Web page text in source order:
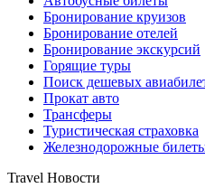
Бронирование круизов
Бронирование отелей
Бронирование экскурсий
Горящие туры
Поиск дешевых
Прокат авто
Трансферы
Туристическая страховка
Железнодорожные
Travel Новости